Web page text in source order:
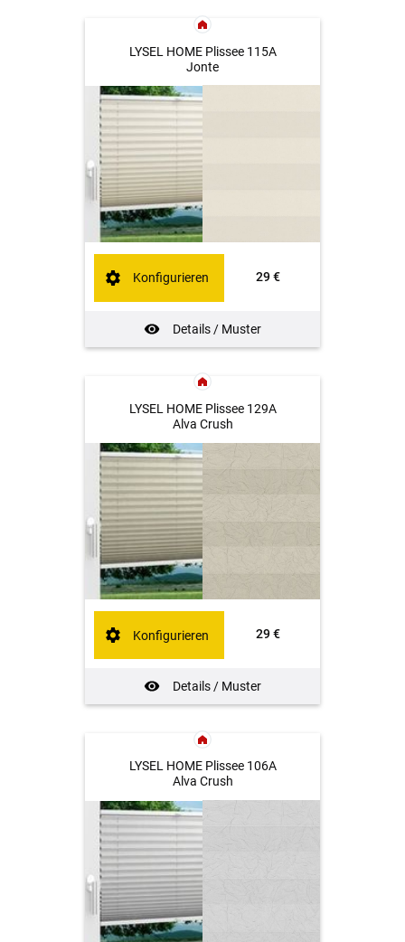
LYSEL HOME Plissee 115A
Jonte
29 €
Details / Muster
Konfigurieren
LYSEL HOME Plissee 129A
Alva Crush
29 €
Details / Muster
Konfigurieren
LYSEL HOME Plissee 106A
Alva Crush